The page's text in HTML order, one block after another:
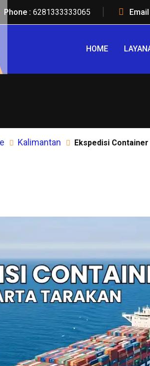
Phone : 6281333333065 Email
HOME
Kalimantan Ekspedisi